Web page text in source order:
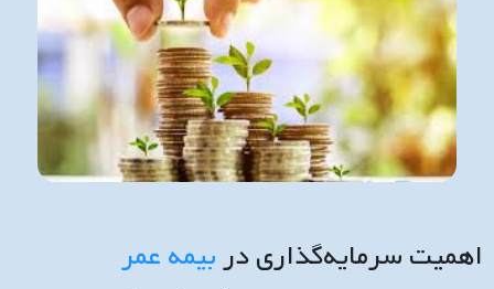
اهمیت سرمایه‌گذاری دربیمه عمر